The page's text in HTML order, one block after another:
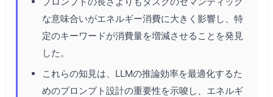
な意味合いがエネルギー消費に大きく影響し、特
定のキーワードが消費量を増減させることを発見
した。
これらの知見は、LLMの推論効率を最適化するた
めのプロンプト設計の重要性を示唆し、エネルギ